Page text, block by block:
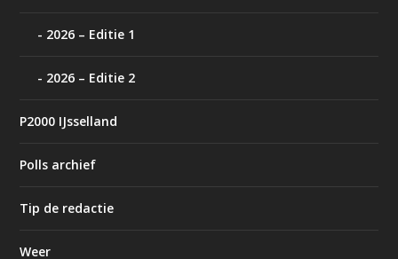
2026 – Editie 1
2026 – Editie 2
P2000 IJsselland
Polls archief
Tip de redactie
Weer